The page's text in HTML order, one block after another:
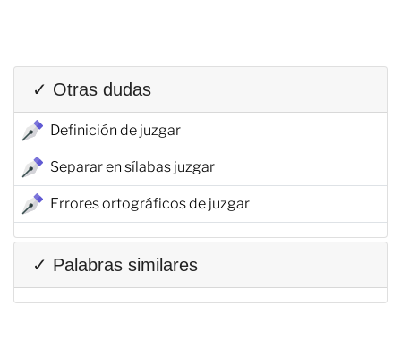
✓ Otras dudas
Definición de juzgar
Separar en sílabas juzgar
Errores ortográficos de juzgar
✓ Palabras similares